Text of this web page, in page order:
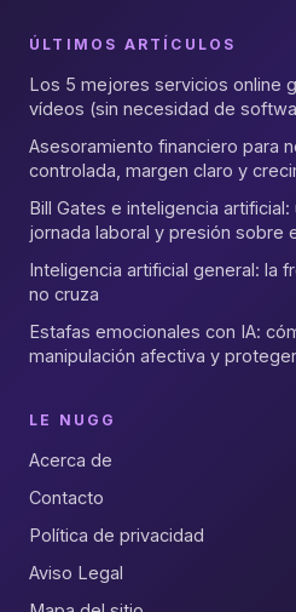
ÚLTIMOS ARTÍCULOS
Los 5 mejores servicios online
vídeos (sin necesidad de
Asesoramiento financiero para
controlada, margen claro y
Bill Gates e inteligencia
jornada laboral y presión sobre
Inteligencia artificial general: la
no cruza
Estafas emocionales con IA:
manipulación afectiva y
LE NUGG
Acerca de
Contacto
Política de privacidad
Aviso Legal